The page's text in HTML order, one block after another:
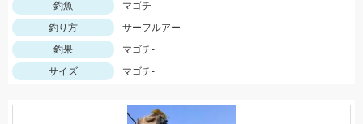
釣魚
マゴチ
釣り方
サーフルアー
釣果
マゴチ-
サイズ
マゴチ-